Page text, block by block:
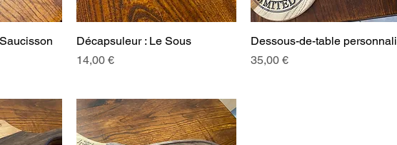
Aperçu rapide
Décapsuleur : Le Sous
Prix
14,00 €
Aperçu rapide
Dessous-de-table
Prix
35,00 €